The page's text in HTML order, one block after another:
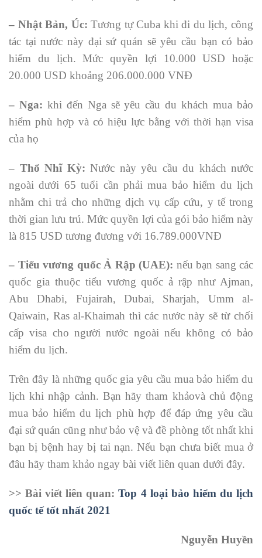
– Nhật Bản, Úc: Tương tự Cuba khi đi du lịch, công
tác tại nước này đại sứ quán sẽ yêu cầu bạn có bảo
hiểm du lịch. Mức quyền lợi 10.000 USD hoặc
20.000 USD khoảng 206.000.000 VNĐ
– Nga: khi đến Nga sẽ yêu cầu du khách mua bảo
hiểm phù hợp và có hiệu lực bằng với thời hạn visa
của họ
– Thổ Nhĩ Kỳ: Nước này yêu cầu du khách nước
ngoài dưới 65 tuổi cần phải mua bảo hiểm du lịch
nhằm chi trả cho những dịch vụ cấp cứu, y tế trong
thời gian lưu trú. Mức quyền lợi của gói bảo hiểm này
là 815 USD tương đương với 16.789.000VNĐ
– Tiểu vương quốc Ả Rập (UAE): nếu bạn sang các
quốc gia thuộc tiểu vương quốc ả rập như Ajman,
Abu Dhabi, Fujairah, Dubai, Sharjah, Umm al-
Qaiwain, Ras al-Khaimah thì các nước này sẽ từ chối
cấp visa cho người nước ngoài nếu không có bảo
hiểm du lịch.
Trên đây là những quốc gia yêu cầu mua bảo hiểm du
lịch khi nhập cảnh. Bạn hãy tham khảovà chủ động
mua bảo hiểm du lịch phù hợp để đáp ứng yêu cầu
đại sứ quán cũng như bảo vệ và đề phòng tốt nhất khi
bạn bị bệnh hay bị tai nạn. Nếu bạn chưa biết mua ở
đâu hãy tham khảo ngay bài viết liên quan dưới đây.
>> Bài viết liên quan:Top 4 loại bảo hiểm du lịch
quốc tế tốt nhất 2021
Nguyễn Huyền